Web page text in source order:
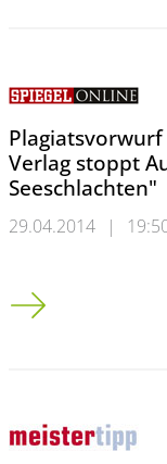
Plagiatsvorwurf
Verlag stoppt
Seeschlachten"
29.04.2014 |
Plagiatsvorwurf